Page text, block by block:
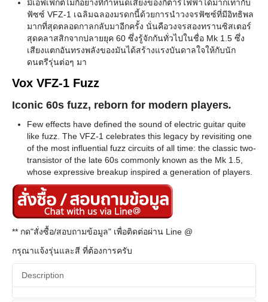
มีเอฟเฟ็กต์ไม่กี่อย่างที่กำหนดเสียงของกีต้าร์ไฟฟ้าได้มากเท่ากับ
ฟัซซ์ VFZ-1 เฉลิมฉลองมรดกนี้ด้วยการนำวงจรฟัซซ์ที่มีอิทธิพล
มากที่สุดตลอดกาลกลับมาอีกครั้ง นั่นคือวงจรสองทรานซิสเตอร์
สุดคลาสสิกจากปลายยุค 60 ซึ่งรู้จักกันทั่วไปในชื่อ Mk 1.5 ซึ่ง
เสียงแตกอันทรงพลังของมันได้สร้างแรงบันดาลใจให้กับนัก
ดนตรีรุ่นต่อๆ มา
Vox VFZ-1 Fuzz
Iconic 60s fuzz, reborn for modern players.
Few effects have defined the sound of electric guitar quite
like fuzz. The VFZ-1 celebrates this legacy by revisiting one
of the most influential fuzz circuits of all time: the classic two-
transistor of the late 60s commonly known as the Mk 1.5,
whose expressive breakup inspired a generation of players.
** กด"สั่งซื้อ/สอบถามข้อมูล" เพื่อติดต่อผ่าน Line @
กรุณาแจ้งรุ่นและสี ที่ต้องการครับ
Description